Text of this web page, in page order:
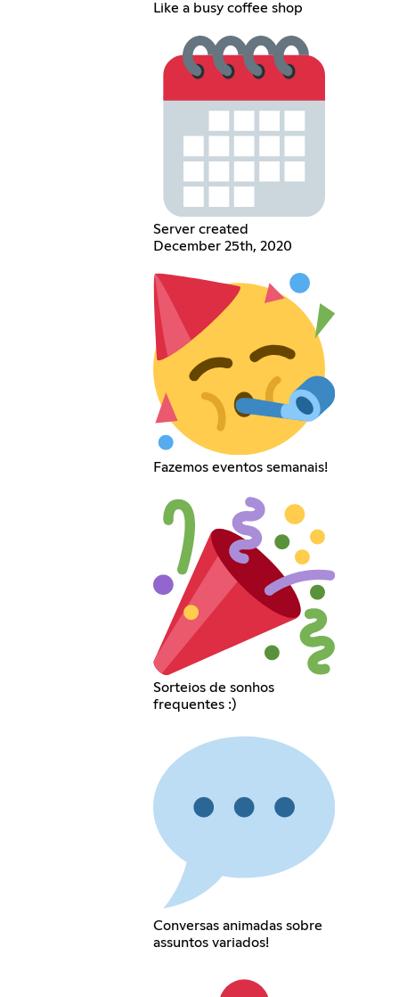
Like a busy coffee shop
Server created
December 25th, 2020
Fazemos eventos semanais!
Sorteios de sonhos
frequentes :)
Conversas animadas sobre
assuntos variados!